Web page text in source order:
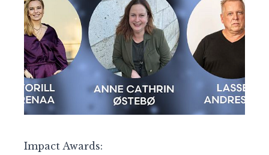
Impact Awards: